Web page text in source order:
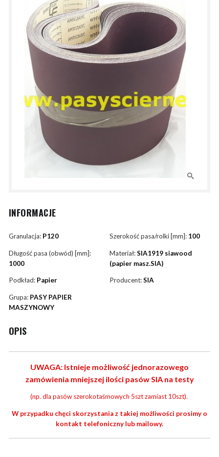
INFORMACJE
Granulacja: P120 Szerokość pasa/rolki [mm]: 100
Długość pasa (obwód) [mm]:
1000
Materiał:SIA1919 siawood
(papier masz.SIA)
Podkład: Papier Producent:SIA
Grupa: PASY PAPIER
MASZYNOWY
OPIS
UWAGA: Istnieje możliwość jednorazowego
zamówienia mniejszej ilości pasów SIA na testy
(np. dla pasów szerokotaśmowych 5szt zamiast 10szt).
W przypadku chęci skorzystania z takiej możliwości prosimy o
kontakt telefoniczny lub mailowy.